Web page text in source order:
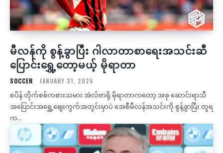
မီလန်ကို စွန့်ခွာပြီး ဂါလာတာစာရေးအသင်းဆီ
ပြောင်းရွှေ့တော့မယ့် မိုရာတာ
SOCCER JANUARY 31, 2025
စပိန် တိုက်စစ်ကစားသမား အဲလ်ဗာရို မိုရာတာကတော့ အခု ဆောင်းရာသီ
အပြောင်းအရွှေ့ဈေးကွက်အတွင်းမှာပဲ အေစီမီလန်အသင်းကို စွန့်ခွာပြီး တူရ
က...